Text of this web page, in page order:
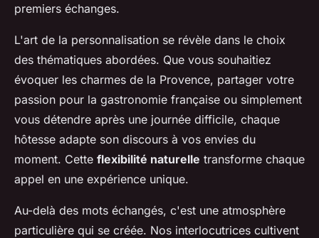
premiers échanges.
L'art de la personnalisation se révèle dans le choix
des thématiques abordées. Que vous souhaitiez
évoquer les charmes de la Provence, partager votre
passion pour la gastronomie française ou simplement
vous détendre après une journée difficile, chaque
hôtesse adapte son discours à vos envies du
moment. Cette flexibilité naturelle transforme chaque
appel en une expérience unique.
Au-delà des mots échangés, c'est une atmosphère
particulière qui se créée. Nos interlocutrices cultivent